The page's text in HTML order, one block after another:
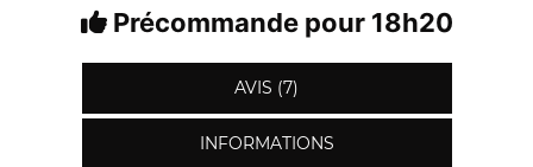
Précommande pour 18h20
AVIS (7)
INFORMATIONS